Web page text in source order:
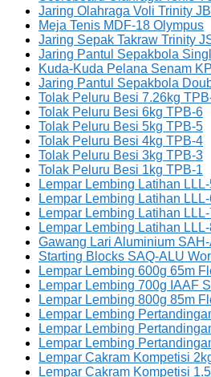
Jaring Olahraga Voli Trinity
Meja Tenis MDF-18 Olympus
Jaring Sepak Takraw Trinity
Jaring Pantul Sepakbola
Kuda-Kuda Pelana Senam
Jaring Pantul Sepakbola
Tolak Peluru Besi 7.26kg
Tolak Peluru Besi 6kg TPB-6
Tolak Peluru Besi 5kg TPB-5
Tolak Peluru Besi 4kg TPB-4
Tolak Peluru Besi 3kg TPB-3
Tolak Peluru Besi 1kg TPB-1
Lempar Lembing Latihan
Lempar Lembing Latihan
Lempar Lembing Latihan
Lempar Lembing Latihan
Gawang Lari Aluminium
Starting Blocks SAQ-ALU
Lempar Lembing 600g 65m
Lempar Lembing 700g IAAF
Lempar Lembing 800g 85m
Lempar Lembing
Lempar Lembing
Lempar Lembing
Lempar Cakram Kompetisi
Lempar Cakram Kompetisi